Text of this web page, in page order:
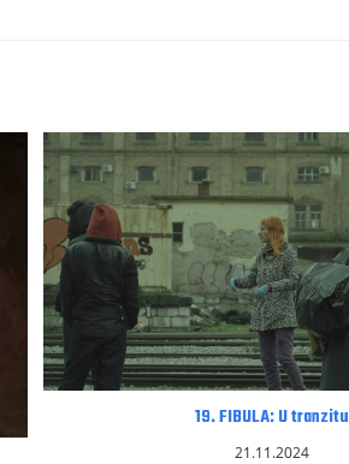
19. FIBULA: U tranzitu
21.11.2024